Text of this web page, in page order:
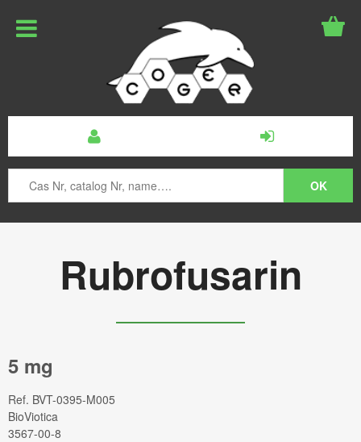
Rubrofusarin
5 mg
Ref. BVT-0395-M005
BioViotica
3567-00-8